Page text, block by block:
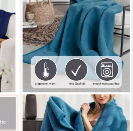
IBENA
Wohndecke Luxus
Mehrere Größen